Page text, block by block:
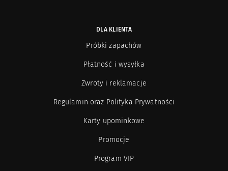
DLA KLIENTA
Próbki zapachów
Płatność i wysyłka
Zwroty i reklamacje
Regulamin oraz Polityka Prywatności
Karty upominkowe
Promocje
Program VIP